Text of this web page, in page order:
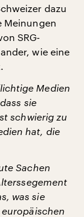
dazu
Meinungen
SRG-
wie eine
Medien
sie
schwierig zu
hat, die
Sachen
was sie